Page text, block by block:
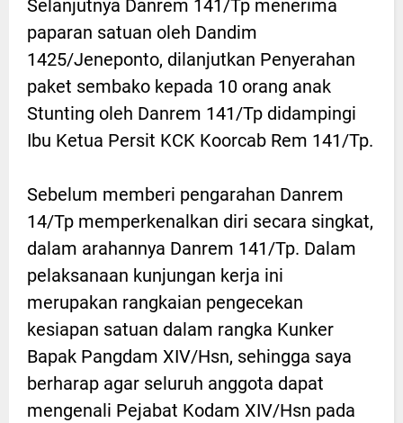
Selanjutnya Danrem 141/Tp menerima
paparan satuan oleh Dandim
1425/Jeneponto, dilanjutkan Penyerahan
paket sembako kepada 10 orang anak
Stunting oleh Danrem 141/Tp didampingi
Ibu Ketua Persit KCK Koorcab Rem 141/Tp.
Sebelum memberi pengarahan Danrem
14/Tp memperkenalkan diri secara singkat,
dalam arahannya Danrem 141/Tp. Dalam
pelaksanaan kunjungan kerja ini
merupakan rangkaian pengecekan
kesiapan satuan dalam rangka Kunker
Bapak Pangdam XIV/Hsn, sehingga saya
berharap agar seluruh anggota dapat
mengenali Pejabat Kodam XIV/Hsn pada